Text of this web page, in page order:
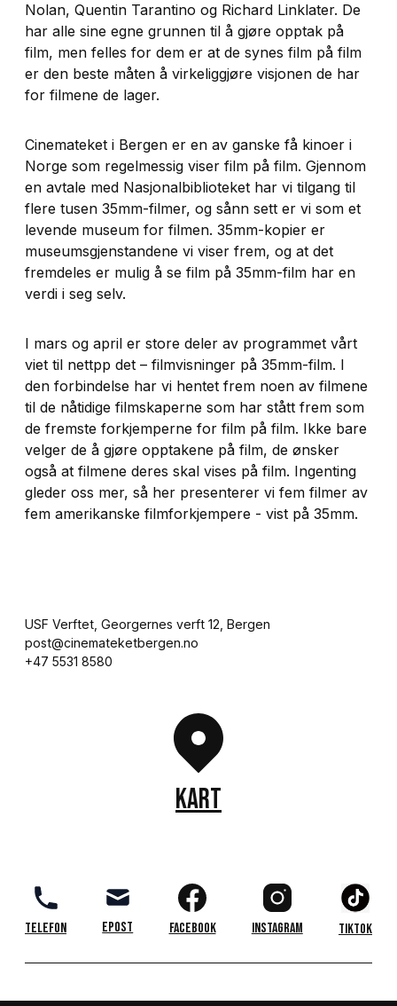
Nolan, Quentin Tarantino og Richard Linklater. De
har alle sine egne grunnen til å gjøre opptak på
film, men felles for dem er at de synes film på film
er den beste måten å virkeliggjøre visjonen de har
for filmene de lager.
Cinemateket i Bergen er en av ganske få kinoer i
Norge som regelmessig viser film på film. Gjennom
en avtale med Nasjonalbiblioteket har vi tilgang til
flere tusen 35mm-filmer, og sånn sett er vi som et
levende museum for filmen. 35mm-kopier er
museumsgjenstandene vi viser frem, og at det
fremdeles er mulig å se film på 35mm-film har en
verdi i seg selv.
I mars og april er store deler av programmet vårt
viet til nettpp det – filmvisninger på 35mm-film. I
den forbindelse har vi hentet frem noen av filmene
til de nåtidige filmskaperne som har stått frem som
de fremste forkjemperne for film på film. Ikke bare
velger de å gjøre opptakene på film, de ønsker
også at filmene deres skal vises på film. Ingenting
gleder oss mer, så her presenterer vi fem filmer av
fem amerikanske filmforkjempere - vist på 35mm.
Telefon Epost Facebook Instagram TikTok
USF Verftet, Georgernes verft 12, Bergen
post@cinemateketbergen.no
+47 5531 8580
KART